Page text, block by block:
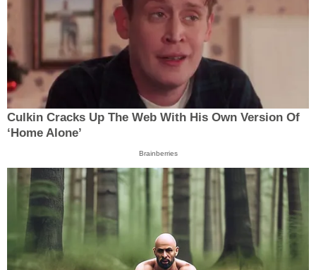
Culkin Cracks Up The Web With His Own Version Of
‘Home Alone’
Brainberries